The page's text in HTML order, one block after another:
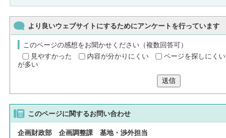
より良いウェブサイトにするためにアンケートを行っています
このページの感想をお聞かせください（複数回答可）
見やすかった
内容が分かりにくい ページを探しにくい
が多い
送信
このページに関するお問い合わせ
企画財政部 企画調整課 基地・渉外担当